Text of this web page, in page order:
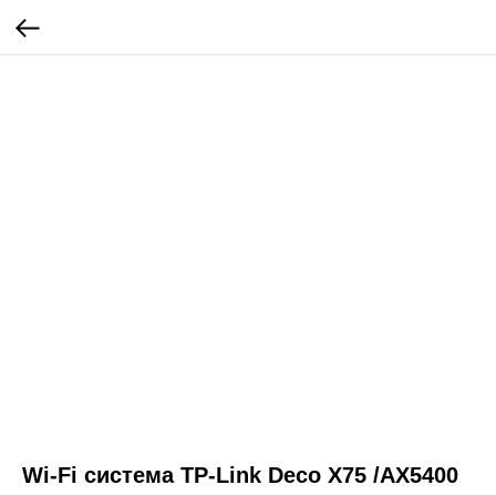
Wi-Fi система TP-Link Deco X75 /AX5400